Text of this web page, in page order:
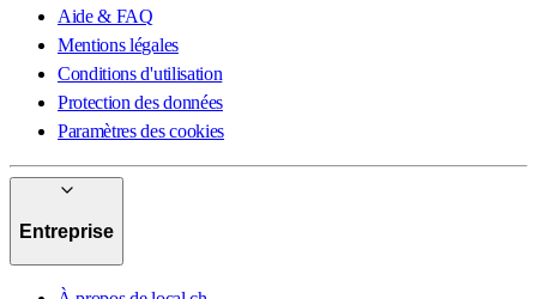
Aide & FAQ
Mentions légales
Conditions d'utilisation
Protection des données
Paramètres des cookies
Entreprise